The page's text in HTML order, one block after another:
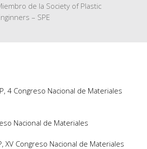
de la Society of Plastic
– SPE
4 Congreso Nacional de Materiales
Nacional de Materiales
XV Congreso Nacional de Materiales